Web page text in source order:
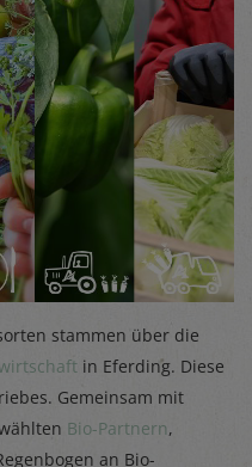
stammen über die
in Eferding. Diese
Gemeinsam mit
Bio-Partnern,
an Bio-